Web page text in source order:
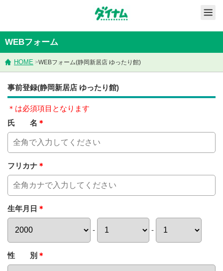
WEBフォーム
HOME >WEBフォーム(静岡新居店 ゆったり館)
事前登録(静岡新居店 ゆったり館)
＊は必須項目となります
氏 名 ＊
フリカナ ＊
生年月日 ＊
- -
性 別 ＊